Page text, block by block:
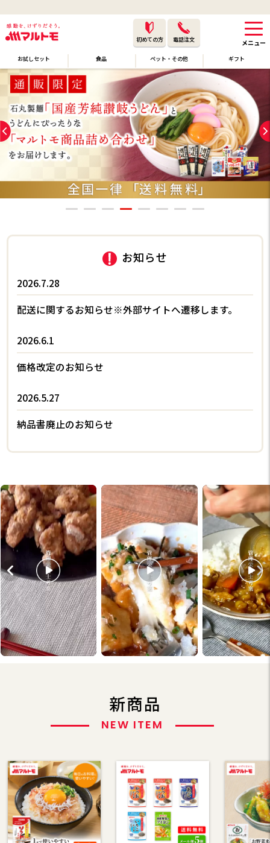
初めての方 電話注文
お試しセット 食品 ペット・その他 ギフト
お知らせ
2026.7.28
配送に関するお知らせ※外部サイトへ遷移します。
2026.6.1
価格改定のお知らせ
2026.5.27
納品書廃止のお知らせ
新商品
NEW ITEM